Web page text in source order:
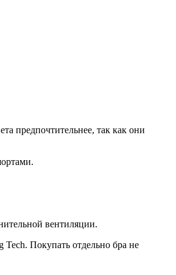
предпочтительнее, так как они
вентиляции.
Покупать отдельно бра не